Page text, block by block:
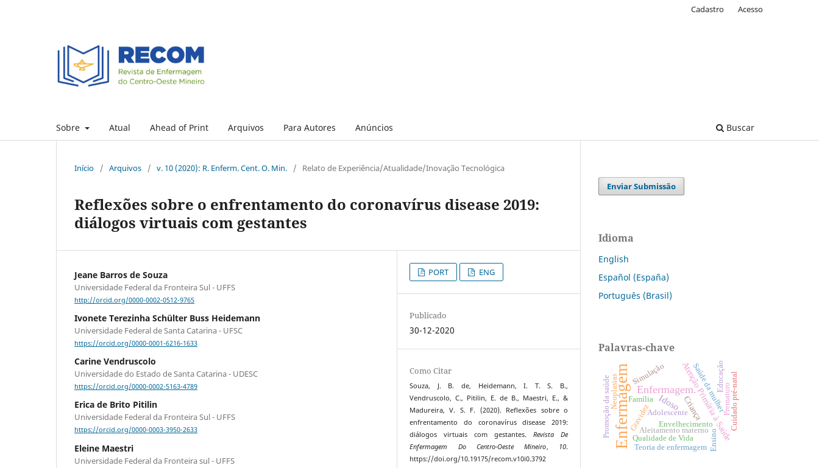
Sobre Atual Ahead of Print Arquivos Para Autores Anúncios Buscar
Cadastro Acesso
Início / Arquivos / v. 10 (2020): R. Enferm. Cent. O. Min. / Relato de Experiência/Atualidade/Inovação Tecnológica
Reflexões sobre o enfrentamento do coronavírus disease 2019:
diálogos virtuais com gestantes
Jeane Barros de Souza
Universidade Federal da Fronteira Sul - UFFS
http://orcid.org/0000-0002-0512-9765
Ivonete Terezinha Schülter Buss Heidemann
Universidade Federal de Santa Catarina - UFSC
https://orcid.org/0000-0001-6216-1633
Carine Vendruscolo
Universidade do Estado de Santa Catarina - UDESC
https://orcid.org/0000-0002-5163-4789
Erica de Brito Pitilin
Universidade Federal da Fronteira Sul - UFFS
https://orcid.org/0000-0003-3950-2633
Eleine Maestri
Universidade Federal da Fronteira sul - UFFS
PORT ENG
Publicado
30-12-2020
Como Citar
Souza, J. B. de, Heidemann, I. T. S. B.,
Vendruscolo, C., Pitilin, E. de B., Maestri, E., &
Madureira, V. S. F. (2020). Reflexões sobre o
enfrentamento do coronavírus disease 2019:
diálogos virtuais com gestantes. Revista De
Enfermagem Do Centro-Oeste Mineiro, 10.
https://doi.org/10.19175/recom.v10i0.3792
Enviar Submissão
Idioma
English
Español (España)
Português (Brasil)
Palavras-chave
Enfermagem Enfermagem.
IdosoAtenção Primária à Saúde
Criança Cuidado pré-natal
Envelhecimento
Saúde da mulher
Adolescente
Família
Aleitamento materno Ensino
Neoplasias
Qualidade de Vida
Promoção da saúde Prematuro
Teoria de enfermagem
Educação
Gravidez
Simulação